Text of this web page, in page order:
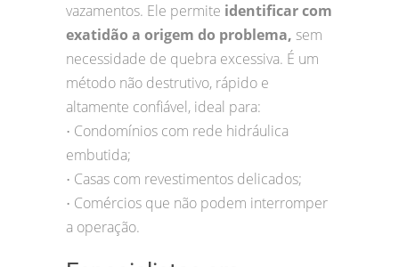
vazamentos. Ele permite identificar com
exatidão a origem do problema, sem
necessidade de quebra excessiva. É um
método não destrutivo, rápido e
altamente confiável, ideal para:
• Condomínios com rede hidráulica
embutida;
• Casas com revestimentos delicados;
• Comércios que não podem interromper
a operação.